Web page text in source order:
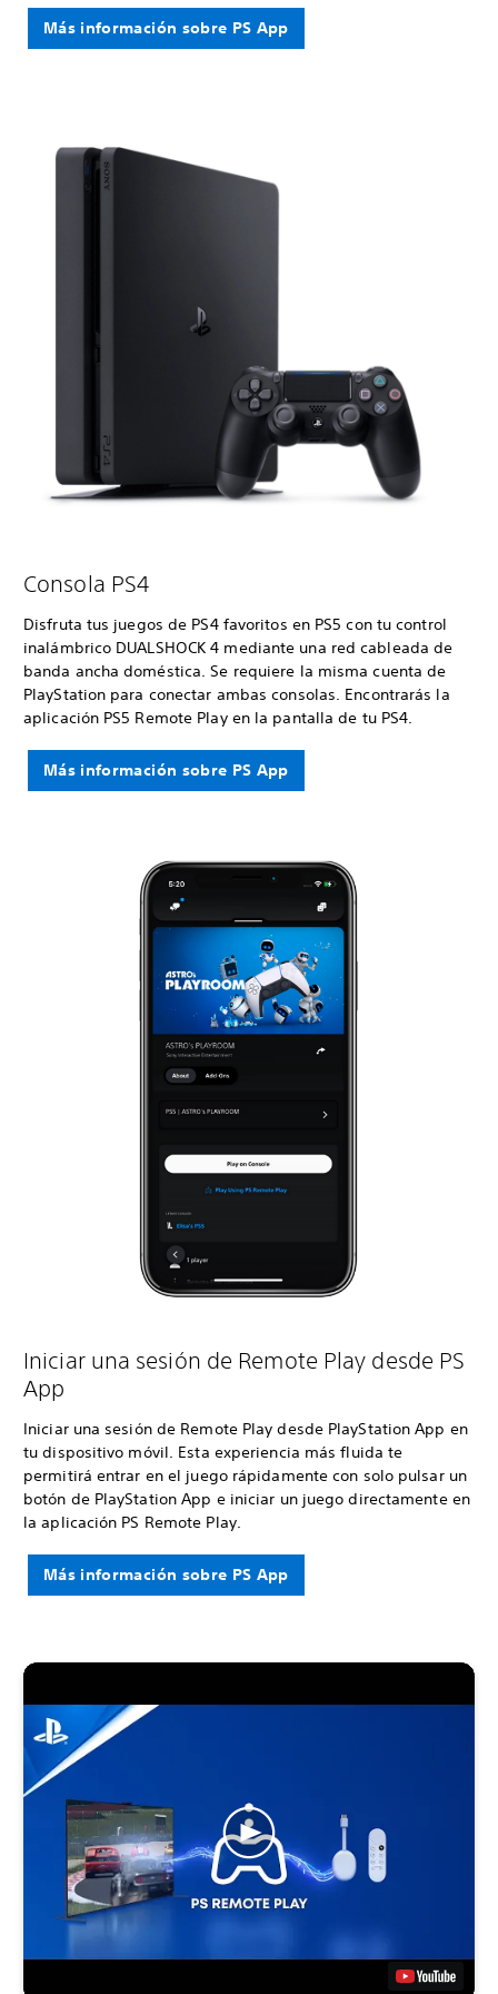
Más información sobre PS App
Consola PS4
Disfruta tus juegos de PS4 favoritos en PS5 con tu control
inalámbrico DUALSHOCK 4 mediante una red cableada de
banda ancha doméstica. Se requiere la misma cuenta de
PlayStation para conectar ambas consolas. Encontrarás la
aplicación PS5 Remote Play en la pantalla de tu PS4.
Más información sobre PS App
Iniciar una sesión de Remote Play desde PS
App
Iniciar una sesión de Remote Play desde PlayStation App en
tu dispositivo móvil. Esta experiencia más fluida te
permitirá entrar en el juego rápidamente con solo pulsar un
botón de PlayStation App e iniciar un juego directamente en
la aplicación PS Remote Play.
Más información sobre PS App